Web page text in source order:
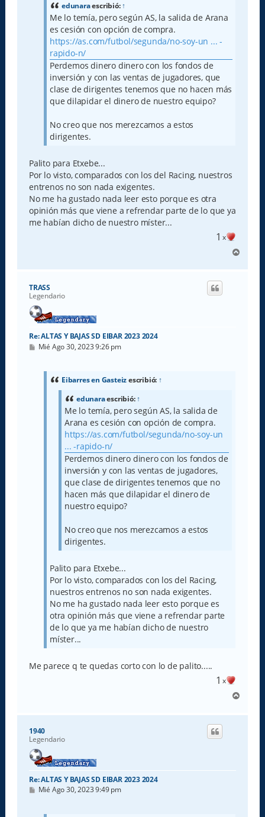
edunaraescribió:↑
Me lo temía, pero según AS, la salida de Arana
es cesión con opción de compra.
https://as.com/futbol/segunda/no-soy-un ... -
rapido-n/
Perdemos dinero dinero con los fondos de
inversión y con las ventas de jugadores, que
clase de dirigentes tenemos que no hacen más
que dilapidar el dinero de nuestro equipo?
No creo que nos merezcamos a estos
dirigentes.
Palito para Etxebe...
Por lo visto, comparados con los del Racing, nuestros
entrenos no son nada exigentes.
No me ha gustado nada leer esto porque es otra
opinión más que viene a refrendar parte de lo que ya
me habían dicho de nuestro míster...
1 x
r
TRASS
Legendario
Re: ALTAS Y BAJAS SD EIBAR 2023 2024
M
Mié Ago 30, 2023 9:26 pm
Eibarres en Gasteizescribió: ↑
edunaraescribió:↑
Me lo temía, pero según AS, la salida de
Arana es cesión con opción de compra.
https://as.com/futbol/segunda/no-soy-un
... -rapido-n/
Perdemos dinero dinero con los fondos de
inversión y con las ventas de jugadores,
que clase de dirigentes tenemos que no
hacen más que dilapidar el dinero de
nuestro equipo?
No creo que nos merezcamos a estos
dirigentes.
Palito para Etxebe...
Por lo visto, comparados con los del Racing,
nuestros entrenos no son nada exigentes.
No me ha gustado nada leer esto porque es
otra opinión más que viene a refrendar parte
de lo que ya me habían dicho de nuestro
míster...
Me parece q te quedas corto con lo de palito.....
1 x
r
1940
Legendario
Re: ALTAS Y BAJAS SD EIBAR 2023 2024
M
Mié Ago 30, 2023 9:49 pm